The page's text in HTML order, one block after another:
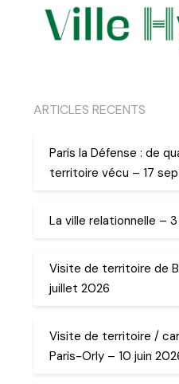
ARTICLES RECENTS
Paris la Défense : de
territoire vécu – 17
La ville relationnelle –
Visite de territoire de
juillet 2026
Visite de territoire /
Paris-Orly – 10 juin